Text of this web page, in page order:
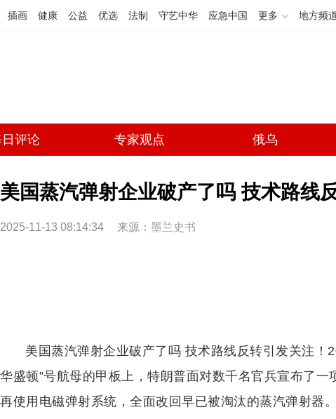
插画 健康 公益 优选 法制 守艺中华 应急中国 更多 地方频
评论 专家观点 俄乌
美国蒸汽弹射企业破产了吗 技术路线
2025-11-13 08:14:34 来源： 墨兰史书
美国蒸汽弹射企业破产了吗 技术路线反转引发关注！
华盛顿”号航母的甲板上，特朗普面对数千名官兵宣布了
再使用电磁弹射系统，全面改回早已被淘汰的蒸汽弹射器